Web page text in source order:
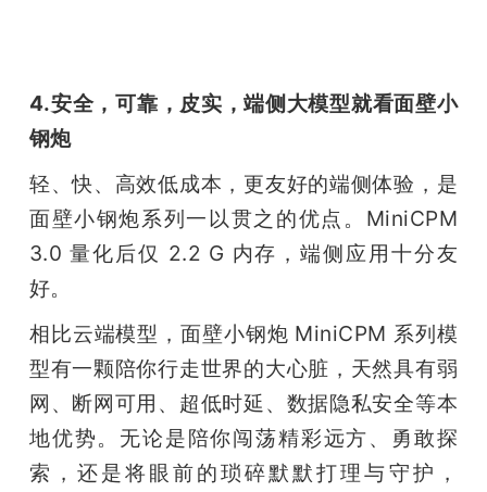
4.安全，可靠，皮实，端侧大模型就看面壁小
钢炮
轻、快、高效低成本，更友好的端侧体验，是
面壁小钢炮系列一以贯之的优点。MiniCPM
3.0 量化后仅 2.2 G 内存，端侧应用十分友
好。
相比云端模型，面壁小钢炮 MiniCPM 系列模
型有一颗陪你行走世界的大心脏，天然具有弱
网、断网可用、超低时延、数据隐私安全等本
地优势。无论是陪你闯荡精彩远方、勇敢探
索，还是将眼前的琐碎默默打理与守护，